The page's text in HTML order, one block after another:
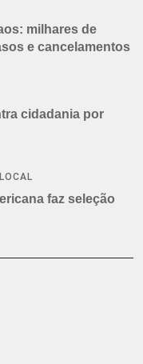
milhares de
e cancelamentos
cidadania por
LOCAL
faz seleção